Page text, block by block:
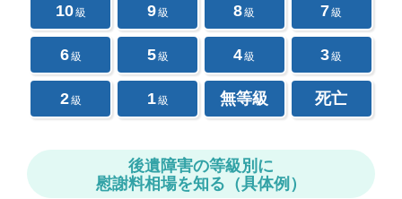
10級 9級 8級 7級
6級 5級 4級 3級
2級 1級 無等級 死亡
後遺障害の等級別に
慰謝料相場を知る（具体例）